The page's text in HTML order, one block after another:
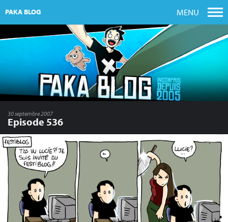
PAKA BLOG MENU
30 septembre 2007
Episode 536